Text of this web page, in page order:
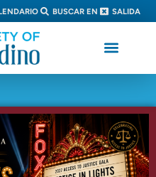
BUSCAR EN SALIDA